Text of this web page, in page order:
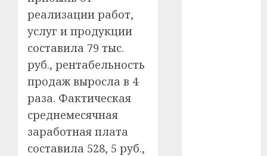
реализации работ,
услуг и продукции
составила 79 тыс.
руб., рентабельность
продаж выросла в 4
раза. Фактическая
среднемесячная
заработная плата
составила 528, 5 руб.,